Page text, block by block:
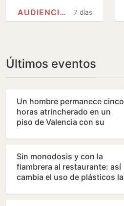
Zapatero
7 días
AUDIENCIA NACIONAL
Últimos eventos
Un hombre permanece cinco
horas atrincherado en un
piso de Valencia con su
Sin monodosis y con la
fiambrera al restaurante: así
cambia el uso de plásticos la